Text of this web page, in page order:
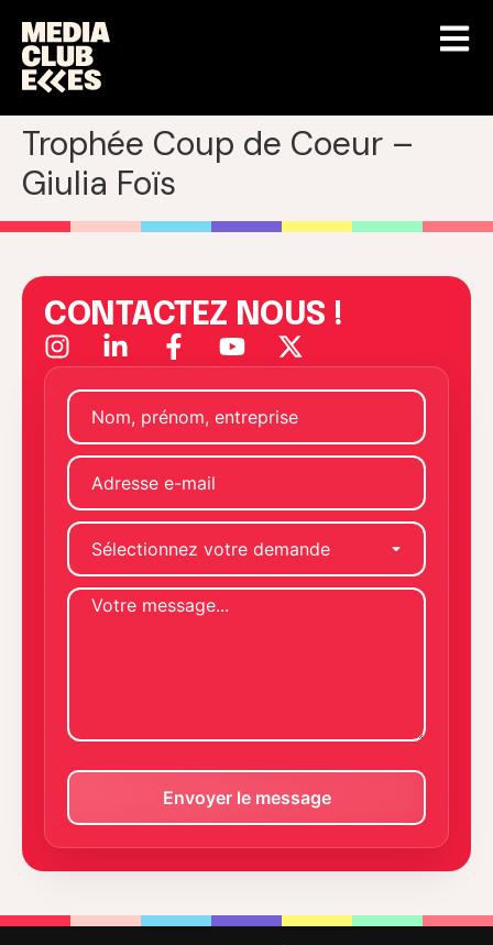
Trophée Coup de Coeur –
Giulia Foïs
CONTACTEZ NOUS !